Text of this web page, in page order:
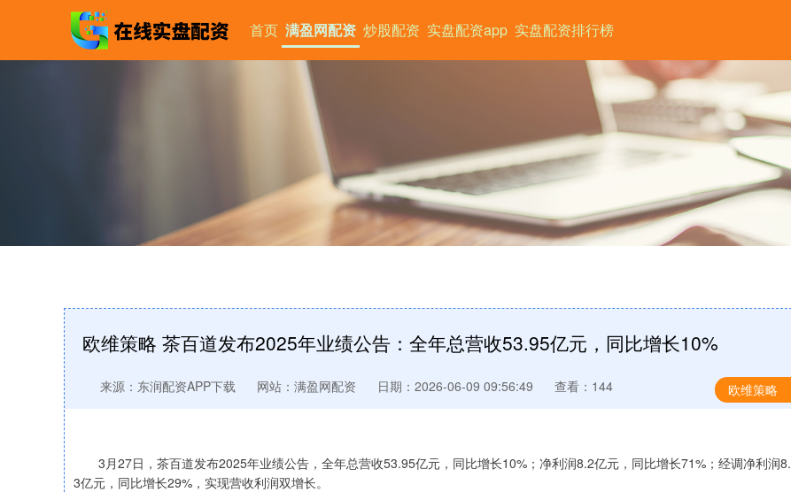
首页 满盈网配资 炒股配资 实盘配资app 实盘配资排行榜
欧维策略 茶百道发布2025年业绩公告：全年总营收53.95亿元，同比增长10%
欧维策略
来源：东润配资APP下载 网站：满盈网配资 日期：2026-06-09 09:56:49 查看：144
3月27日，茶百道发布2025年业绩公告，全年总营收53.95亿元，同比增长10%；净利润8.2亿元，同比增长71%；经调净利润8.
3亿元，同比增长29%，实现营收利润双增长。